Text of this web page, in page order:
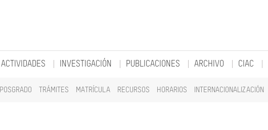
POSGRADO TRÁMITES MATRÍCULA RECURSOS HORARIOS INTERNACIONALIZACIÓN
ACTIVIDADES INVESTIGACIÓN PUBLICACIONES ARCHIVO CIAC